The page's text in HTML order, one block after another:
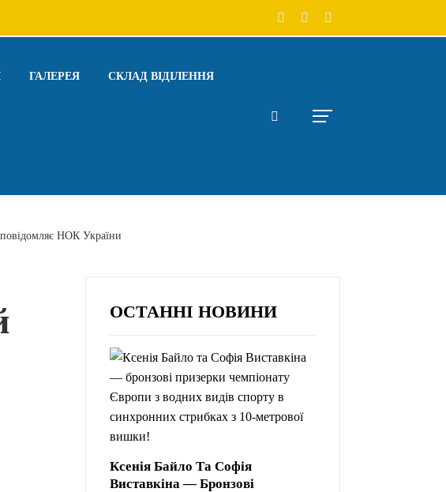
ГАЛЕРЕЯ СКЛАД ВІДІЛЕННЯ
НОК України
ОСТАННІ НОВИНИ
Ксенія Байло Та Софія
Виставкіна — Бронзові